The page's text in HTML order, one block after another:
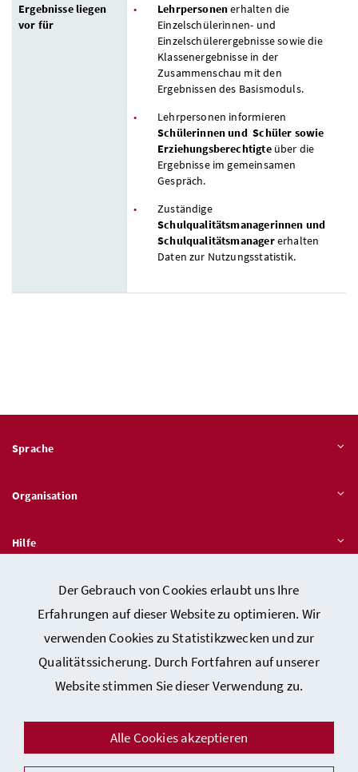
Der Gebrauch von Cookies erlaubt uns Ihre
Erfahrungen auf dieser Website zu optimieren. Wir
verwenden Cookies zu Statistikzwecken und zur
Qualitätssicherung. Durch Fortfahren auf unserer
Website stimmen Sie dieser Verwendung zu.
Alle Cookies akzeptieren
Ergebnisse liegen
vor für
Lehrpersonenerhalten die
Einzelschülerinnen- und
Einzelschülerergebnisse sowie die
Klassenergebnisse in der
Zusammenschau mit den
Ergebnissen des Basismoduls.
Lehrpersonen informieren
Schülerinnen und Schüler sowie
Erziehungsberechtigteüber die
Ergebnisse im gemeinsamen
Gespräch.
Zuständige
Schulqualitätsmanagerinnen und
Schulqualitätsmanagererhalten
Daten zur Nutzungsstatistik.
Sprache
Organisation
Hilfe
Quicklinks
Datenschutz